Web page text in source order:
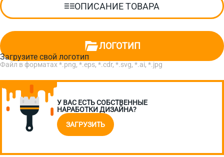
ОПИСАНИЕ ТОВАРА
ЛОГОТИП
Загрузите свой логотип
Файл в форматах *.png, *.eps, *.cdr, *.svg, *.ai, *.jpg
У ВАС ЕСТЬ СОБСТВЕННЫЕ
НАРАБОТКИ ДИЗАЙНА?
ЗАГРУЗИТЬ